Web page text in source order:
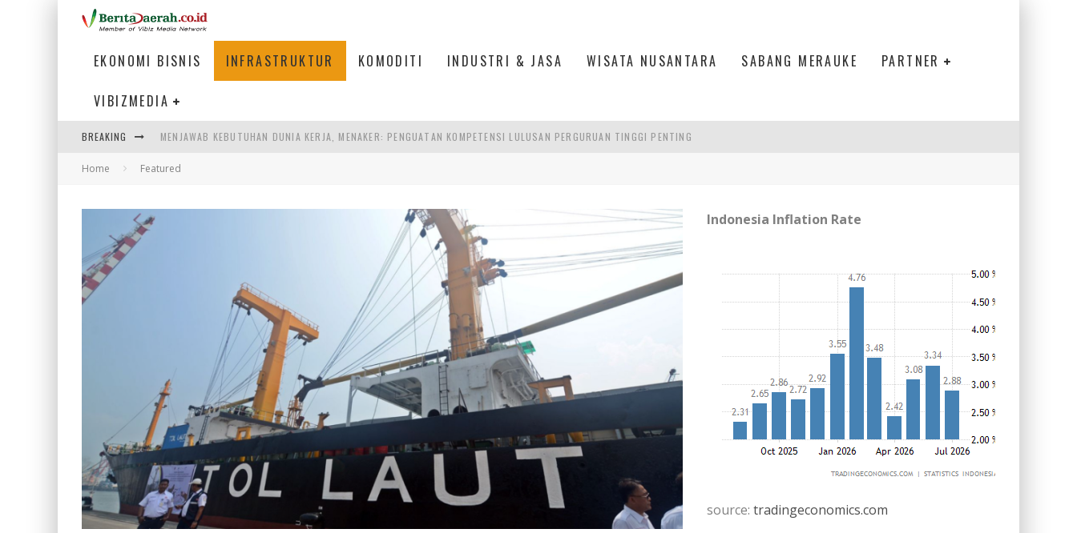
EKONOMI BISNIS INFRASTRUKTUR KOMODITI INDUSTRI & JASA WISATA NUSANTARA SABANG MERAUKE PARTNER
VIBIZMEDIA
BREAKING MENJAWAB KEBUTUHAN DUNIA KERJA, MENAKER: PENGUATAN KOMPETENSI LULUSAN PERGURUAN TINGGI PENTING
PENUMPANG MENGAMBIL BAGASI DI BANDARA SULTAN MAHMUD BADARUDDIN II, PALEMBANG
SUMATERA SEBAGAI MOTOR UTAMA INDUSTRI KEHUTANAN INDONESIA
Home Featured
Indonesia Inflation Rate
source: tradingeconomics.com